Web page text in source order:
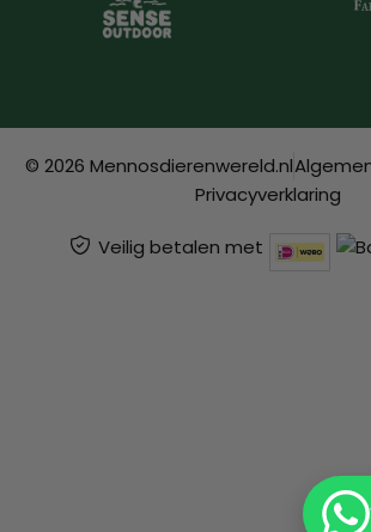
© 2026 Mennosdierenwereld.nl
Privacyverklaring
Veilig betalen met